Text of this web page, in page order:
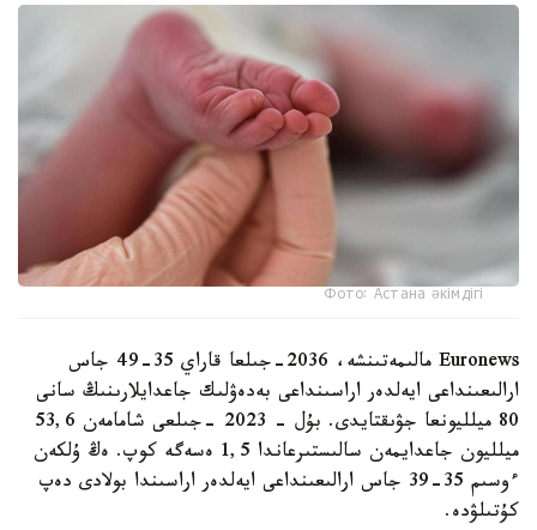
Фото: Астана әкімдігі
Euronews مالىمەتىنشە، 2036-جىلعا قاراي 35-49 جاس
ارالىعىنداعى ايەلدەر اراسىنداعى بەدەۋلىك جاعدايلارىنىڭ سانى
80 ميلليونعا جۋىقتايدى. بۇل - 2023 -جىلعى شامامەن 53,6
ميلليون جاعدايمەن سالىستىرعاندا 1,5 ەسەگە كوپ. ەڭ ۇلكەن
ءوسىم 35-39 جاس ارالىعىنداعى ايەلدەر اراسىندا بولادى دەپ
كۇتىلۋدە.